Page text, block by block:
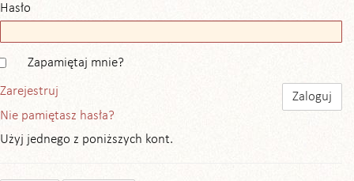
Hasło
Zapamiętaj mnie?
Zarejestruj
Nie pamiętasz hasła?
Użyj jednego z poniższych kont.